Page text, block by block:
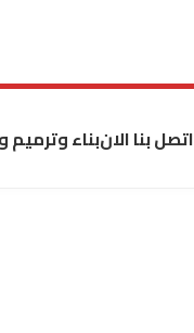
اتصل بنا الانبناء وترميم